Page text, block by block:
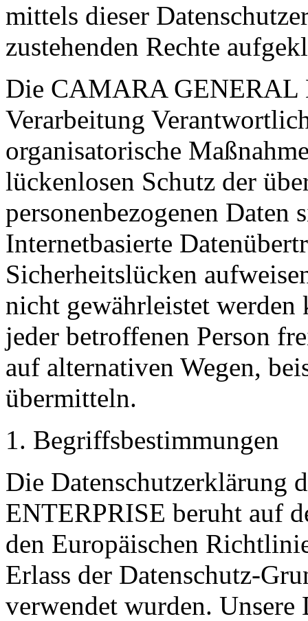
mittels dieser
zustehenden Rechte
Die CAMARA GENERAL
Verarbeitung
organisatorische
lückenlosen Schutz der
personenbezogenen Daten
Internetbasierte
Sicherheitslücken
nicht gewährleistet werden
jeder betroffenen Person
auf alternativen Wegen,
übermitteln.
1. Begriffsbestimmungen
Die
ENTERPRISE beruht auf
den Europäischen
Erlass der Datenschutz-
verwendet wurden.